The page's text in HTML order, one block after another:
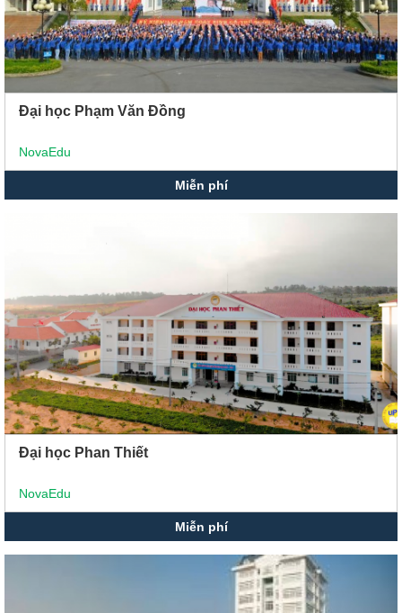
Đại học Phạm Văn Đồng
NovaEdu
Miễn phí
Đại học Phan Thiết
NovaEdu
Miễn phí